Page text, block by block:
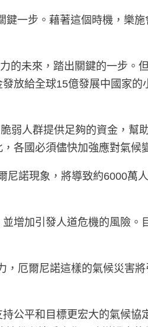
一步。藉著這個時機，樂
的未來，踏出關鍵的一步。
放給全球15億發展中國家
弱人群提供足夠的資金，幫
各國必須儘快加強應對氣候
諾現象，將導致約6000萬
增加引發人道危機的風險。
厄爾尼諾這樣的氣候災害
公平和目標更宏大的氣候協